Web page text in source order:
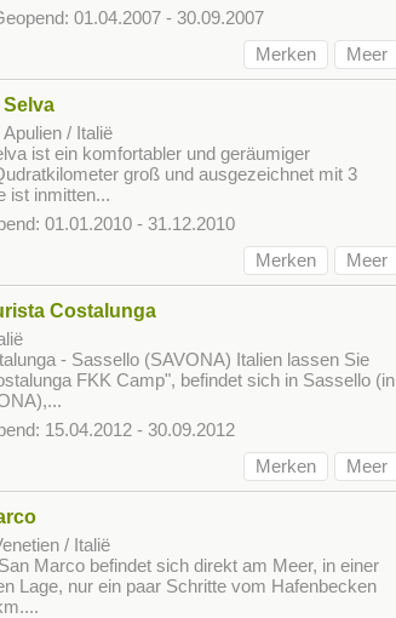
01.04.2007 - 30.09.2007
Meer
Merken
/ Italië
ist ein komfortabler und geräumiger
groß und ausgezeichnet mit 3
ist inmitten...
01.01.2010 - 31.12.2010
Meer
Merken
Costalunga
- Sassello (SAVONA) Italien lassen Sie
FKK Camp", befindet sich in Sassello (in
15.04.2012 - 30.09.2012
Meer
Merken
/ Italië
Marco befindet sich direkt am Meer, in einer
Lage, nur ein paar Schritte vom Hafenbecken